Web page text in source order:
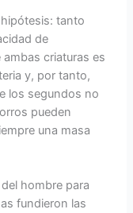
tanto
de
criaturas es
y, por tanto,
los segundos no
pueden
una masa
hombre para
fundieron las